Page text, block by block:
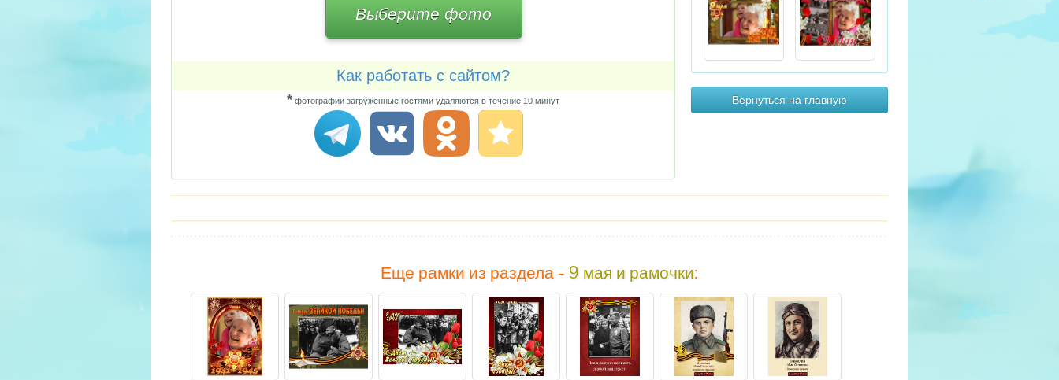
Вернуться на главную
Выберите фото
Как работать с сайтом?
* фотографии загруженные гостями удаляются в течение 10 минут
Еще рамки из раздела - 9 мая и рамочки: